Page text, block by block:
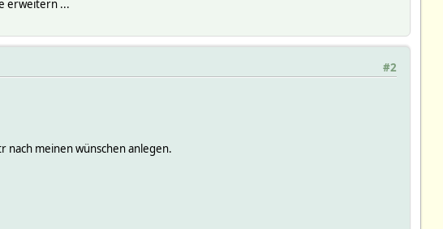
erweitern ...
#2
nach meinen wünschen anlegen.